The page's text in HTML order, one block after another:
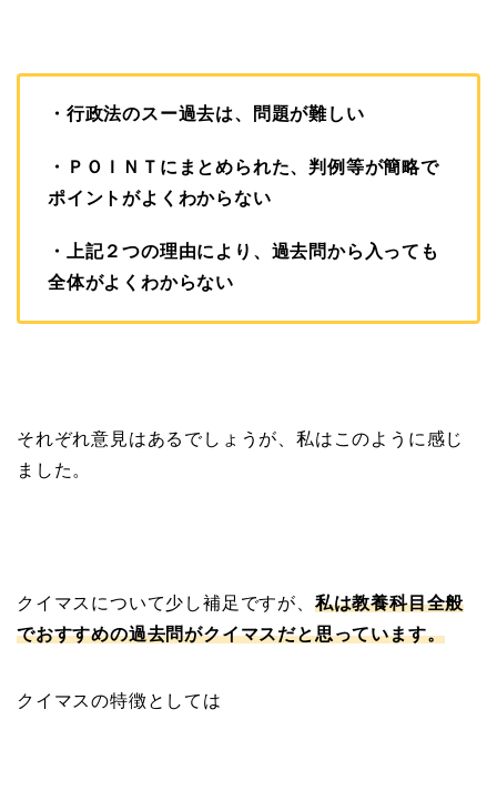
・行政法のスー過去は、問題が難しい
・ＰＯＩＮＴにまとめられた、判例等が簡略で
ポイントがよくわからない
・上記２つの理由により、過去問から入っても
全体がよくわからない
それぞれ意見はあるでしょうが、私はこのように感じ
ました。
クイマスについて少し補足 ですが、 私は教養科目全般
でおすすめの過去問がクイマスだと思っています。
クイマスの特徴としては